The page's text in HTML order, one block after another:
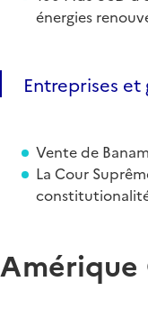
énergies
Entreprises
Vente de
La Cour
constitutionalité
Amérique